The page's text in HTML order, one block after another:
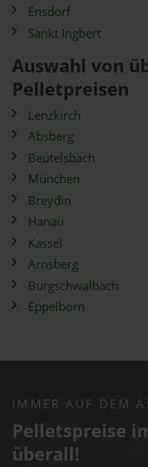
Ensdorf
Sankt Ingbert
Auswahl von
Pelletpreisen
Lenzkirch
Absberg
Beutelsbach
München
Breydin
Hanau
Kassel
Arnsberg
Burgschwalbach
Eppelborn
IMMER AUF DEM
Pelletspreise
überall!